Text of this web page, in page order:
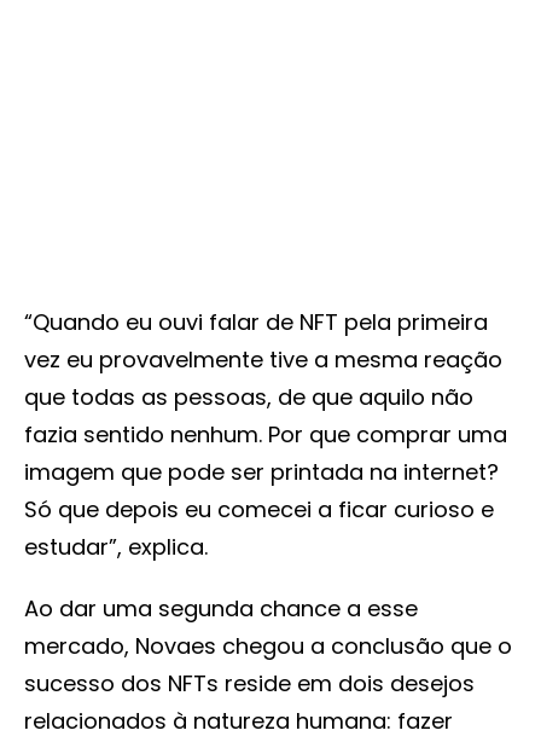
“Quando eu ouvi falar de NFT pela primeira
vez eu provavelmente tive a mesma reação
que todas as pessoas, de que aquilo não
fazia sentido nenhum. Por que comprar uma
imagem que pode ser printada na internet?
Só que depois eu comecei a ficar curioso e
estudar”, explica.
Ao dar uma segunda chance a esse
mercado, Novaes chegou a conclusão que o
sucesso dos NFTs reside em dois desejos
relacionados à natureza humana: fazer